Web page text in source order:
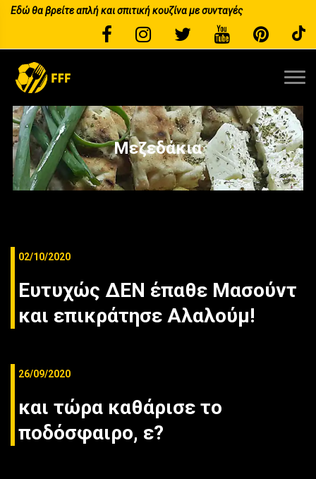
Εδώ θα βρείτε απλή και σπιτική κουζίνα με συνταγές
Μεζεδάκια
02/10/2020
Ευτυχώς ΔΕΝ έπαθε Μασούντ
και επικράτησε Αλαλούμ!
26/09/2020
και τώρα καθάρισε το
ποδόσφαιρο, ε?